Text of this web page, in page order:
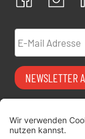
E-Mail Adresse
NEWSLETTER
Vermiet-